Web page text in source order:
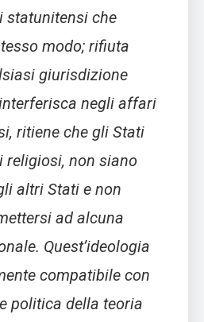
statunitensi che
modo; rifiuta
giurisdizione
negli affari
ritiene che gli Stati
religiosi, non siano
altri Stati e non
ad alcuna
Quest’ideologia
compatibile con
politica della teoria